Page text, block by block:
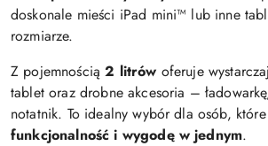
doskonale mieści iPad mini™ lub inne
rozmiarze.
Z pojemnością2 litrów oferuje
tablet oraz drobne akcesoria –
notatnik. To idealny wybór dla osób,
funkcjonalność i wygodę w jednym.